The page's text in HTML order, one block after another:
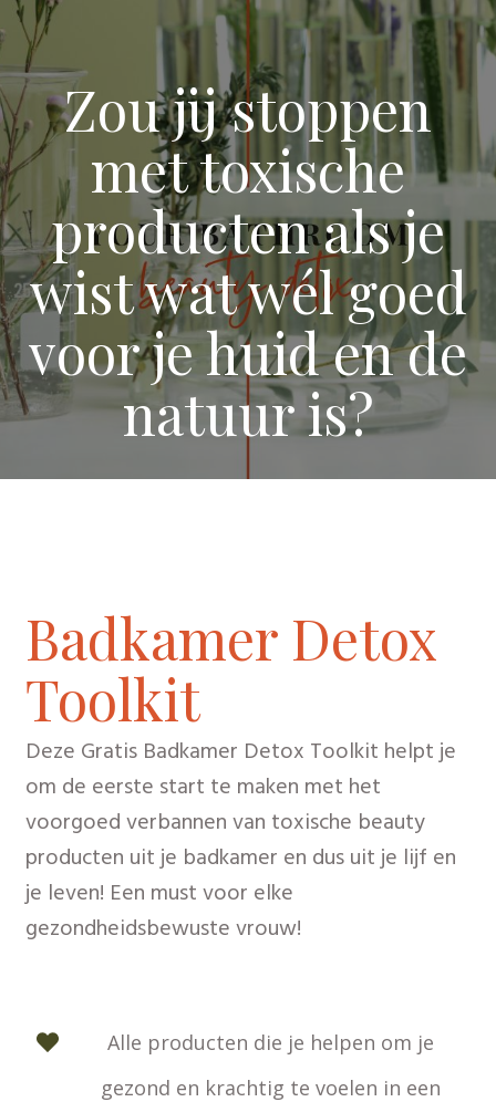
Zou jij stoppen
met toxische
producten als je
wist wat wél goed
voor je huid en de
natuur is?
Badkamer Detox
Toolkit
Deze Gratis Badkamer Detox Toolkit helpt je
om de eerste start te maken met het
voorgoed verbannen van toxische beauty
producten uit je badkamer en dus uit je lijf en
je leven! Een must voor elke
gezondheidsbewuste vrouw!
Alle producten die je helpen om je
gezond en krachtig te voelen in een